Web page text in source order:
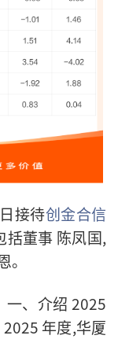
接待创金合信
括董事 陈凤国,
一、介绍 2025
年度,华厦